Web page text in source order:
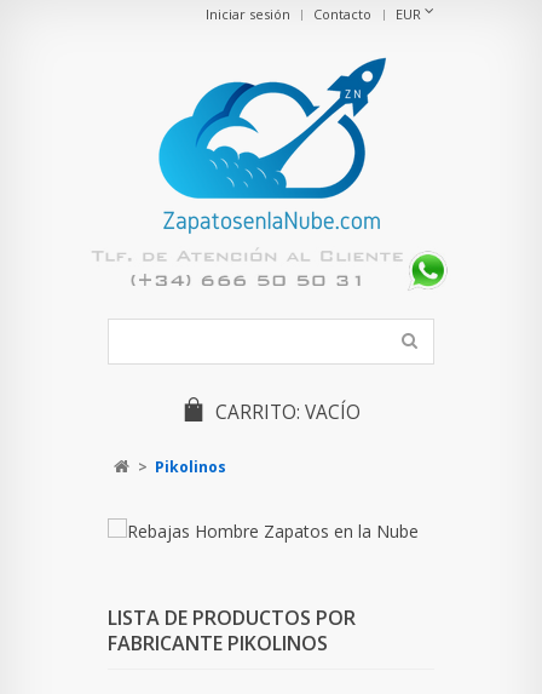
EUR
Contacto
Iniciar sesión
CARRITO: VACÍO
> Pikolinos
LISTA DE PRODUCTOS POR
FABRICANTE PIKOLINOS